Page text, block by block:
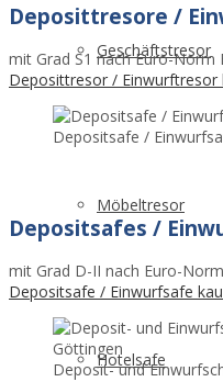
Geschäftstresor
Möbeltresor
Hotelsafe
Deposittresore /
mit Grad S1 nach Euro-Norm
Deposittresor / Einwurftresor
Depositsafe /
Depositsafes /
mit Grad D-II nach Euro-
Depositsafe / Einwurfsafe
Deposit- und